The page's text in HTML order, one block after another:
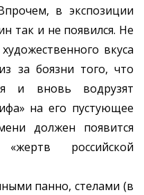
в экспозиции
так и не появился. Не
вкуса
за боязни того, что
и вновь водрузят
на его пустующее
должен появится
российской
панно, стелами (в